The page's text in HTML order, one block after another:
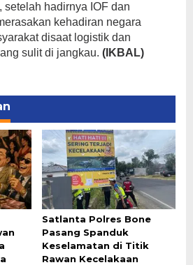
setelah hadirnya IOF dan
kehadiran negara
disaat logistik dan
sulit di jangkau. (IKBAL)
Satlanta Polres Bone
Pasang Spanduk
Keselamatan di Titik
Rawan Kecelakaan